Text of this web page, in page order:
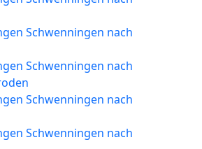
Schwenningen nach
Schwenningen nach
Schwenningen nach
Schwenningen nach